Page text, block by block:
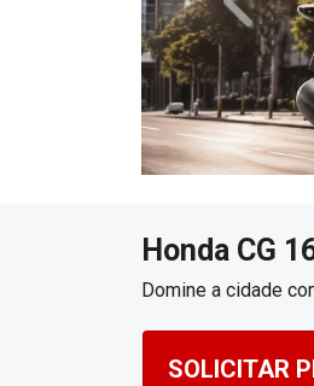
Honda CG
Domine a cidade
SOLICITAR